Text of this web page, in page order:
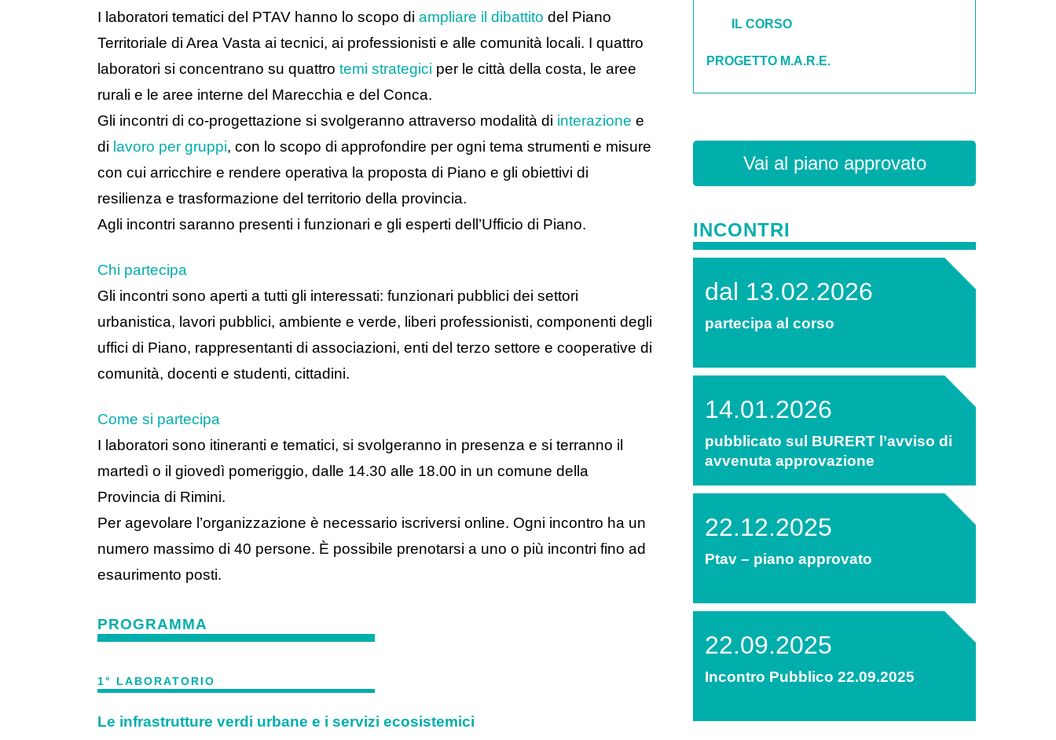
I laboratori tematici del PTAV hanno lo scopo di ampliare il dibattito del Piano
Territoriale di Area Vasta ai tecnici, ai professionisti e alle comunità locali. I quattro
laboratori si concentrano su quattro temi strategici per le città della costa, le aree
rurali e le aree interne del Marecchia e del Conca.
Gli incontri di co-progettazione si svolgeranno attraverso modalità di interazione e
di lavoro per gruppi, con lo scopo di approfondire per ogni tema strumenti e misure
con cui arricchire e rendere operativa la proposta di Piano e gli obiettivi di
resilienza e trasformazione del territorio della provincia.
Agli incontri saranno presenti i funzionari e gli esperti dell’Ufficio di Piano.
Chi partecipa
Gli incontri sono aperti a tutti gli interessati: funzionari pubblici dei settori
urbanistica, lavori pubblici, ambiente e verde, liberi professionisti, componenti degli
uffici di Piano, rappresentanti di associazioni, enti del terzo settore e cooperative di
comunità, docenti e studenti, cittadini.
Come si partecipa
I laboratori sono itineranti e tematici, si svolgeranno in presenza e si terranno il
martedì o il giovedì pomeriggio, dalle 14.30 alle 18.00 in un comune della
Provincia di Rimini.
Per agevolare l’organizzazione è necessario iscriversi online. Ogni incontro ha un
numero massimo di 40 persone. È possibile prenotarsi a uno o più incontri fino ad
esaurimento posti.
PROGRAMMA
1° LABORATORIO
Le infrastrutture verdi urbane e i servizi ecosistemici
IL CORSO
PROGETTO M.A.R.E.
Vai al piano approvato
INCONTRI
dal 13.02.2026
partecipa al corso
14.01.2026
pubblicato sul BURERT l’avviso di
avvenuta approvazione
22.12.2025
Ptav – piano approvato
22.09.2025
Incontro Pubblico 22.09.2025